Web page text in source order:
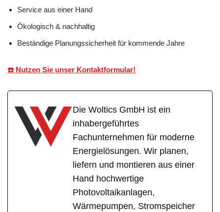
Service aus einer Hand
Ökologisch & nachhaltig
Beständige Planungssicherheit für kommende Jahre
☎️ Nutzen Sie unser Kontaktformular!
Die Woltics GmbH ist ein
inhabergeführtes
Fachunternehmen für moderne
Energielösungen. Wir planen,
liefern und montieren aus einer
Hand hochwertige
Photovoltaikanlagen,
Wärmepumpen, Stromspeicher